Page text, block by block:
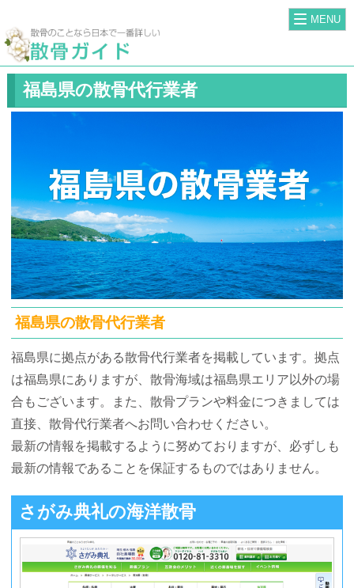
MENU
福島県の散骨代行業者
福島県の散骨代行業者
福島県に拠点がある散骨代行業者を掲載しています。拠点
は福島県にありますが、散骨海域は福島県エリア以外の場
合もございます。また、散骨プランや料金につきましては
直接、散骨代行業者へお問い合わせください。
最新の情報を掲載するように努めておりますが、必ずしも
最新の情報であることを保証するものではありません。
さがみ典礼の海洋散骨